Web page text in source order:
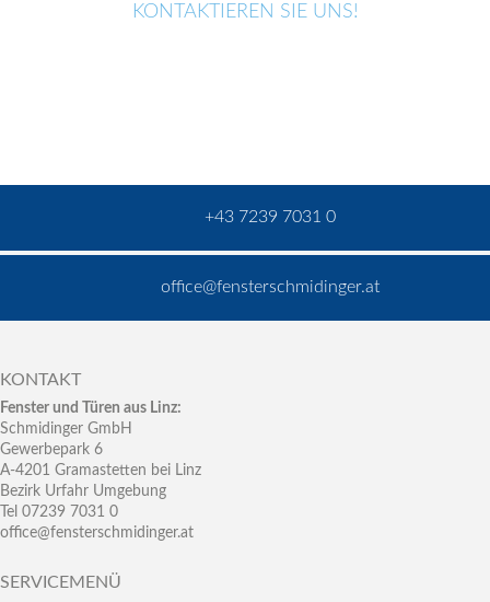
KONTAKTIEREN SIE UNS!
+43 7239 7031 0
office@fensterschmidinger.at
KONTAKT
Fenster und Türen aus Linz:
Schmidinger GmbH
Gewerbepark 6
A-4201 Gramastetten bei Linz
Bezirk Urfahr Umgebung
Tel 07239 7031 0
office@fensterschmidinger.at
SERVICEMENÜ